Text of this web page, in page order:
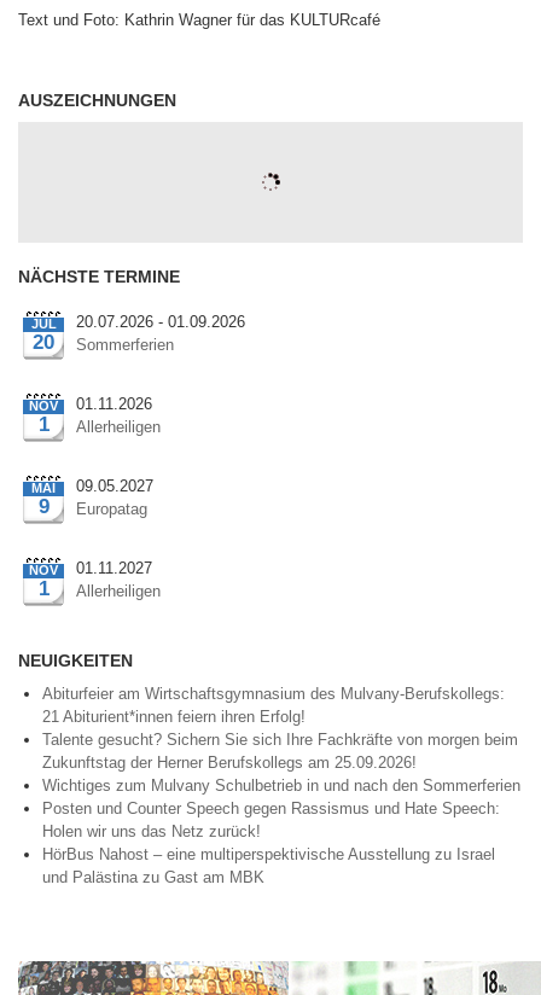
Text und Foto: Kathrin Wagner für das KULTURcafé
AUSZEICHNUNGEN
NÄCHSTE TERMINE
JUL
20
20.07.2026 - 01.09.2026
Sommerferien
NOV
1
01.11.2026
Allerheiligen
MAI
9
09.05.2027
Europatag
NOV
1
01.11.2027
Allerheiligen
NEUIGKEITEN
Abiturfeier am Wirtschaftsgymnasium des Mulvany-Berufskollegs:
21 Abiturient*innen feiern ihren Erfolg!
Talente gesucht? Sichern Sie sich Ihre Fachkräfte von morgen beim
Zukunftstag der Herner Berufskollegs am 25.09.2026!
Wichtiges zum Mulvany Schulbetrieb in und nach den Sommerferien
Posten und Counter Speech gegen Rassismus und Hate Speech:
Holen wir uns das Netz zurück!
HörBus Nahost – eine multiperspektivische Ausstellung zu Israel
und Palästina zu Gast am MBK